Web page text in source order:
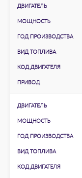
ДВИГАТЕЛЬ
МОЩНОСТЬ
ГОД ПРОИЗВОДСТВА
ВИД ТОПЛИВА
КОД ДВИГАТЕЛЯ
ПРИВОД
ДВИГАТЕЛЬ
МОЩНОСТЬ
ГОД ПРОИЗВОДСТВА
ВИД ТОПЛИВА
КОД ДВИГАТЕЛЯ